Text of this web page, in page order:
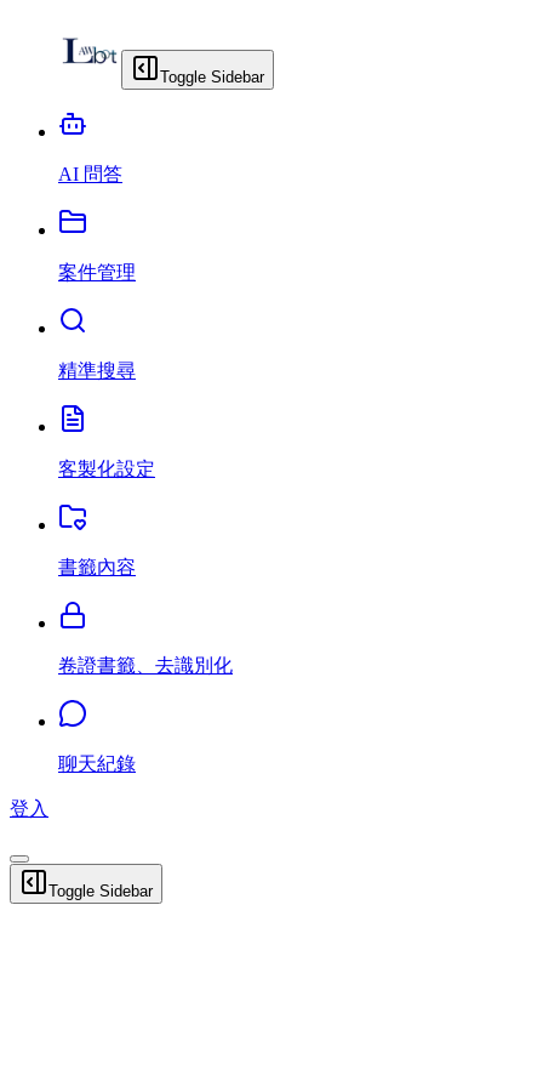
Toggle Sidebar
AI 問答
案件管理
精準搜尋
客製化設定
書籤內容
卷證書籤、去識別化
聊天紀錄
登入
Toggle Sidebar